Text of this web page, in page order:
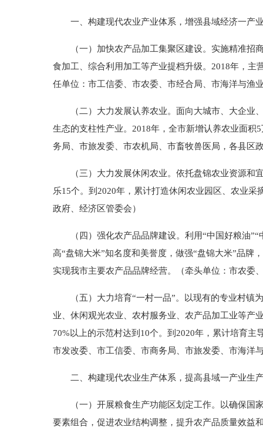
一、构建现代农业产业体系，增强县域经济一产
（一）加快农产品加工集聚区建设。实施精准招商
食加工、综合利用加工等产业提档升级。2018年，主
任单位：市工信委、市农委、市经合局、市海洋与渔
（二）大力发展认养农业。面向大城市、大企业、
生态的支柱性产业。2018年，全市新增认养农业面
务局、市旅发委、市农机局、市畜牧兽医局，各县区
（三）大力发展休闲农业。依托盘锦农业资源和宜
乐15个。到2020年，累计打造休闲农业园区、农业
政府、经济区管委会）
（四）强化农产品品牌建设。利用“中国好粮油”“
高“盘锦大米”知名度和美誉度，做强“盘锦大米”品牌
实现我市主要农产品品牌经营。（牵头单位：市农委
（五）大力培育“一村一品”。以现有的专业村镇为
业、休闲观光农业、农村服务业、农产品加工业等产
70%以上的示范村达到10个。到2020年，累计培育
市发改委、市工信委、市商务局、市旅发委、市海洋
二、构建现代农业生产体系，提高县域一产业生
（一）开展粮食生产功能区划定工作。以确保国家
要素组合，促进农业结构调整，提升农产品质量效益